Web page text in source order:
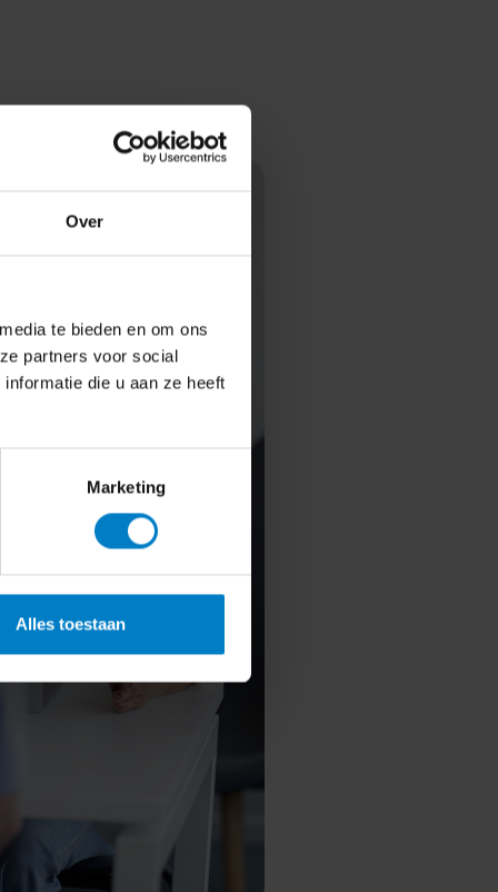
Over
te bieden en om ons
partners voor social
die u aan ze heeft
Marketing
Alles toestaan